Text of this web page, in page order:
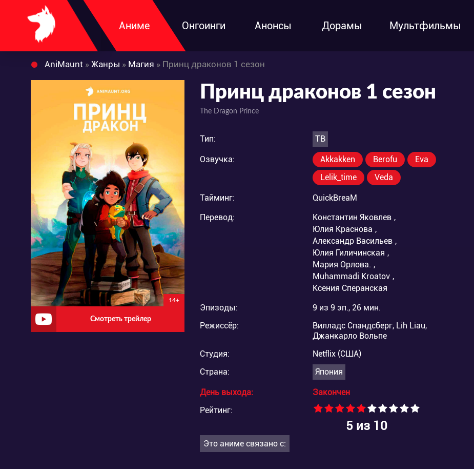
Аниме Онгоинги Анонсы Дорамы Мультфильмы
AniMaunt » Жанры » Магия » Принц драконов 1 сезон
14+
Смотреть трейлер
Принц драконов 1 сезон
The Dragon Prince
Тип: ТВ
Озвучка: Akkakken Berofu
Eva
Lelik_time
Veda
Тайминг:
QuickBreaM
Перевод:
Константин Яковлев ,
Юлия Краснова ,
Александр Васильев ,
Юлия Гиличинская ,
Мария Орлова. ,
Muhammadi Kroatov ,
Ксения Сперанская
Эпизоды:
9 из 9 эп., 26 мин.
Режиссёр:
Вилладс Спандсберг, Lih Liau,
Джанкарло Вольпе
Студия:
Netflix (США)
Страна:
Япония
День выхода:
Закончен
Рейтинг:
5из 10
Это аниме связано с: